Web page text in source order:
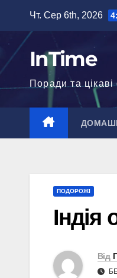
вмісту
Чт. Сер 6th, 2026
InTime
Поради та
ПОДОРОЖІ
Індія
Від